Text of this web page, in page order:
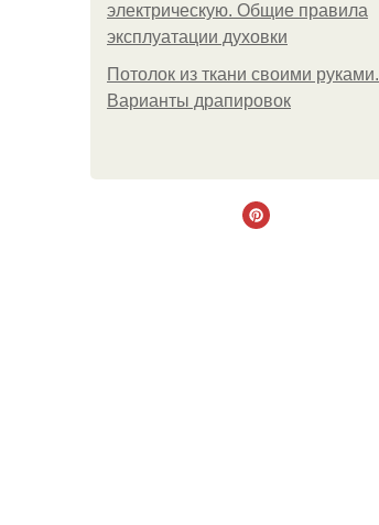
электрическую. Общие правила
эксплуатации духовки
Потолок из ткани своими руками.
Варианты драпировок